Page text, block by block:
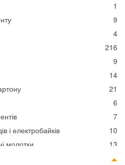
1
9
4
216
9
14
21
6
7
10
і електробайків
13
молотки
85